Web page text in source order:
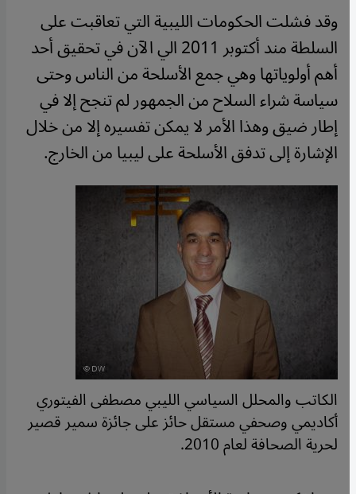
وقد فشلت الحكومات الليبية التي تعاقبت على
السلطة مند أكتوبر 2011 الي الآن في تحقيق أحد
أهم أولوياتها وهي جمع الأسلحة من الناس وحتى
سياسة شراء السلاح من الجمهور لم تنجح إلا في
إطار ضيق وهذا الأمر لا يمكن تفسيره إلا من خلال
الإشارة إلى تدفق الأسلحة على ليبيا من الخارج.
الكاتب والمحلل السياسي الليبي مصطفى الفيتوري
أكاديمي وصحفي مستقل حائز على جائزة سمير قصير
لحرية الصحافة لعام 2010.